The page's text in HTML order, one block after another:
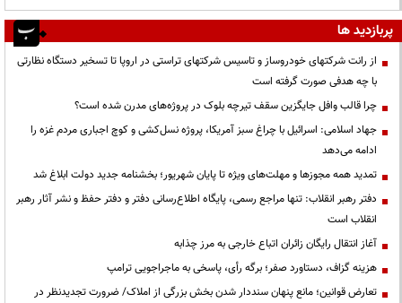
پربازدید ها
از رانت‌ شرکتهای خودروساز و تاسیس شرکتهای تراستی در اروپا تا تسخیر دستگاه نظارتی
با چه هدفی صورت گرفته است
چرا قالب وافل جایگزین سقف تیرچه بلوک در پروژه‌های مدرن شده است؟
جهاد اسلامی: اسرائیل با چراغ سبز آمریکا، پروژه نسل‌کشی و کوچ اجباری مردم غزه را
ادامه می‌دهد
تمدید همه مجوزها و مهلت‌های ویژه تا پایان شهریور؛ بخشنامه جدید دولت ابلاغ شد
دفتر رهبر انقلاب: تنها مراجع رسمی، پایگاه اطلاع‌رسانی دفتر و دفتر حفظ و نشر آثار رهبر
انقلاب است
آغاز انتقال رایگان زائران اتباع خارجی به مرز چذابه
هزینه گزاف، دستاورد صفر؛ برگه رأی، پاسخی به ماجراجویی ترامپ
تعارض قوانین؛ مانع پنهان سنددار شدن بخش بزرگی از املاک/ ضرورت تجدیدنظر در